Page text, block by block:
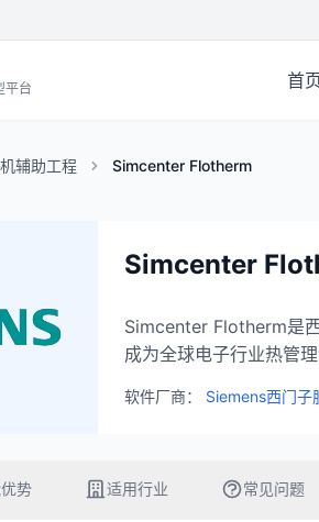
平台 首
辅助工程 Simcenter Flotherm
Simcenter
Simcenter Flotherm是
成为全球电子行业热管
软件厂商： Siemens西门子
势 适用行业 常见问题